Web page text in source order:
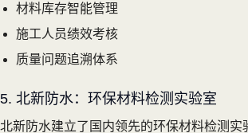
材料库存智能管理
施工人员绩效考核
质量问题追溯体系
5. 北新防水：环保材料检测实验室
北新防水建立了国内领先的环保材料检测实